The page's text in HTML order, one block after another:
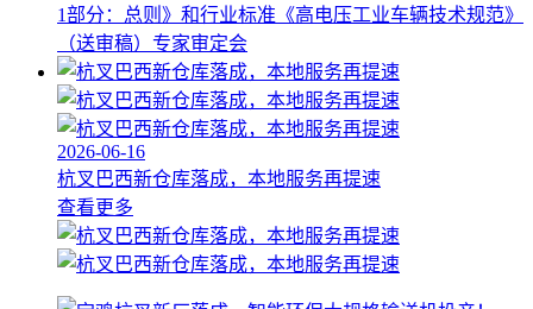
2026-06-16
杭叉巴西新仓库落成，本地服务再提速
查看更多